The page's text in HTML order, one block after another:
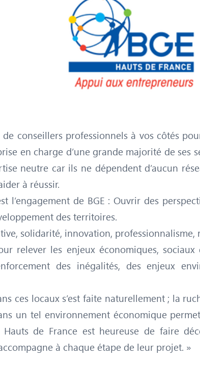
de conseillers professionnels à vos côtés
en charge d’une grande majorité de ses
neutre car ils ne dépendent d’aucun
à réussir.
l’engagement de BGE : Ouvrir des
des territoires.
solidarité, innovation,
relever les enjeux économiques,
des inégalités, des enjeux
ces locaux s’est faite naturellement ; la
un tel environnement économique
Hauts de France est heureuse de faire
à chaque étape de leur projet. »